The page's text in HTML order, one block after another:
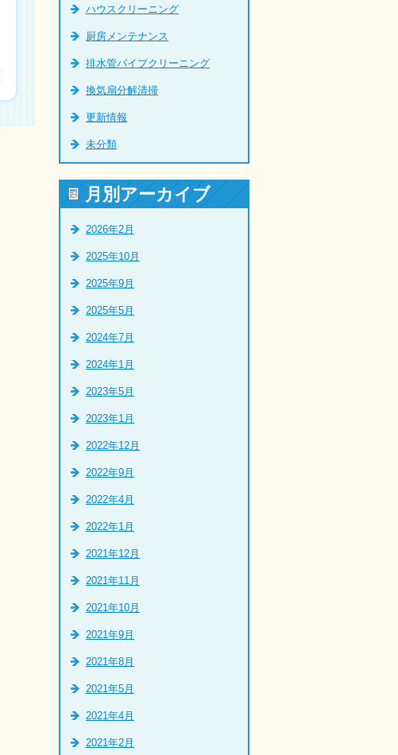
ハウスクリーニング
厨房メンテナンス
排水管パイプクリーニング
換気扇分解清掃
更新情報
未分類
月別アーカイブ
2026年2月
2025年10月
2025年9月
2025年5月
2024年7月
2024年1月
2023年5月
2023年1月
2022年12月
2022年9月
2022年4月
2022年1月
2021年12月
2021年11月
2021年10月
2021年9月
2021年8月
2021年5月
2021年4月
2021年2月